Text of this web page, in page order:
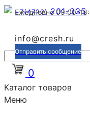
+7(4722)201-335
Ежедневно 09:00-
info@cresh.ru
Отправить сообщение
0
Каталог товаров
Меню